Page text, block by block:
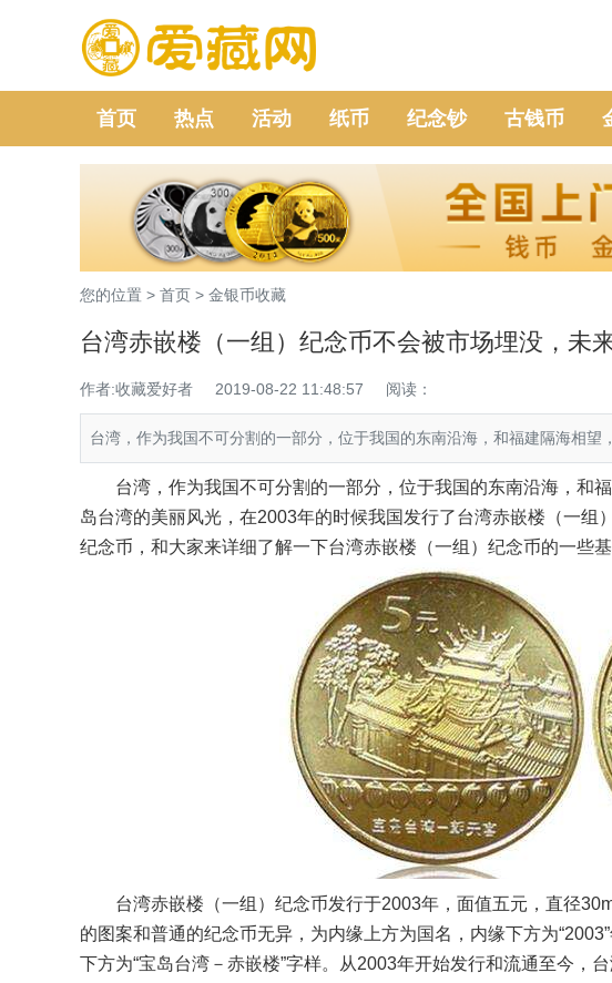
首页 热点 活动 纸币 纪念钞 古钱币
您的位置 > 首页 > 金银币收藏
台湾赤嵌楼（一组）纪念币不会被市场埋没，未
作者:收藏爱好者 2019-08-22 11:48:57 阅读：
台湾，作为我国不可分割的一部分，位于我国的东南沿海，和福建隔海相望
台湾，作为我国不可分割的一部分，位于我国的东南沿海，和
岛台湾的美丽风光，在2003年的时候我国发行了台湾赤嵌楼（一组）
纪念币，和大家来详细了解一下台湾赤嵌楼（一组）纪念币的一些基
台湾赤嵌楼（一组）纪念币发行于2003年，面值五元，直径
的图案和普通的纪念币无异，为内缘上方为国名，内缘下方为
下方为“宝岛台湾－赤嵌楼”字样。从2003年开始发行和流通至今，